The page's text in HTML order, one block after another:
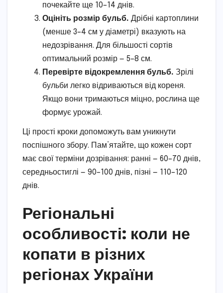
почекайте ще 10–14 днів.
Оцініть розмір бульб. Дрібні картоплини
(менше 3–4 см у діаметрі) вказують на
недозрівання. Для більшості сортів
оптимальний розмір — 5–8 см.
Перевірте відокремлення бульб. Зрілі
бульби легко відриваються від кореня.
Якщо вони тримаються міцно, рослина ще
формує урожай.
Ці прості кроки допоможуть вам уникнути
поспішного збору. Пам’ятайте, що кожен сорт
має свої терміни дозрівання: ранні — 60–70 днів,
середньостиглі — 90–100 днів, пізні — 110–120
днів.
Регіональні
особливості: коли не
копати в різних
регіонах України